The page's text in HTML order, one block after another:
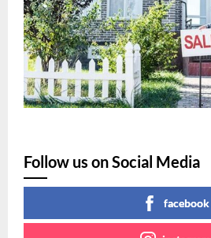
Follow us on Social Media
facebook